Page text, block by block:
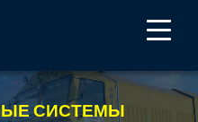
СИСТЕМЫ